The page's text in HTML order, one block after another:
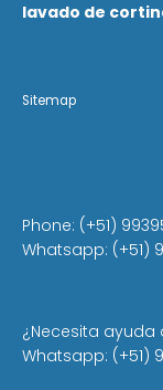
lavado de
Sitemap
Phone: (+51)
Whatsapp: (+51)
¿Necesita
Whatsapp: (+51)